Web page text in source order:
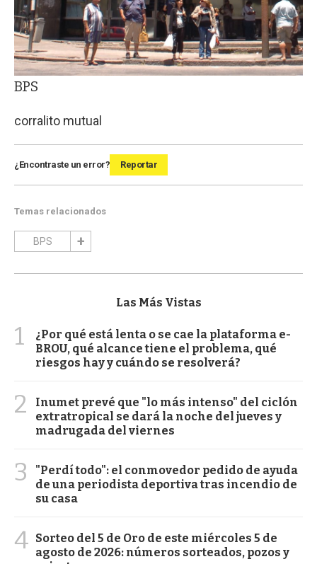
BPS
corralito mutual
¿Encontraste un error? Reportar
Temas relacionados
BPS
Las Más Vistas
1
¿Por qué está lenta o se cae la plataforma e-
BROU, qué alcance tiene el problema, qué
riesgos hay y cuándo se resolverá?
2
Inumet prevé que "lo más intenso" del ciclón
extratropical se dará la noche del jueves y
madrugada del viernes
3
"Perdí todo": el conmovedor pedido de ayuda
de una periodista deportiva tras incendio de
su casa
4 Sorteo del 5 de Oro de este miércoles 5 de
agosto de 2026: números sorteados, pozos y